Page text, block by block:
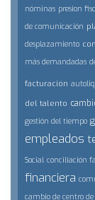
nóminas presion
de comunicación
desplazamiento
más demandadas
facturación
del talento
gestión del tiempo
empleados
Social conciliación
financiera
cambio de centro